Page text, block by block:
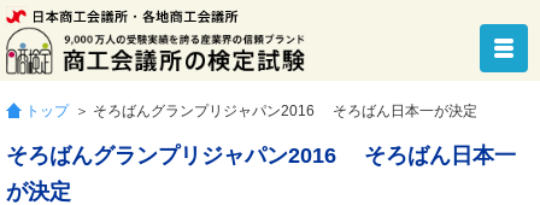
トップ ＞ そろばんグランプリジャパン2016 そろばん日本一が決定
そろばんグランプリジャパン2016 そろばん日本一
が決定